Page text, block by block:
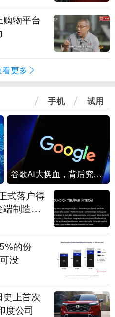
物平台
看更多
手机 试用
谷歌AI大换血，背后究竟发生了什么？
式落户得
制造带
的份
没
上首次
度公司